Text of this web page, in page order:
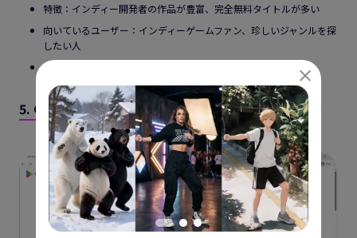
特徴：インディー開発者の作品が豊富、完全無料タイトルが多い
向いているユーザー：インディーゲームファン、珍しいジャンルを探
したい人
対応端末：Windows、Mac、Linux、ブラウザ
5. Google Play（グーグルプレイ）